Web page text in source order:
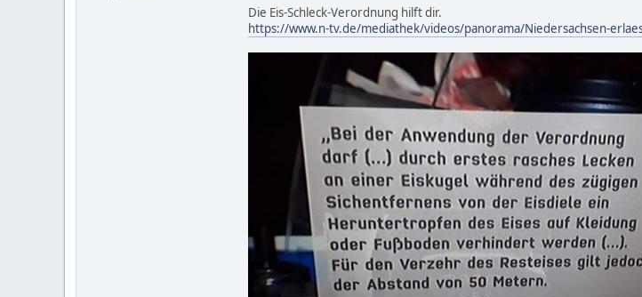
Die Eis-Schleck-Verordnung hilft dir.
https://www.n-tv.de/mediathek/videos/panorama/Niedersachsen-